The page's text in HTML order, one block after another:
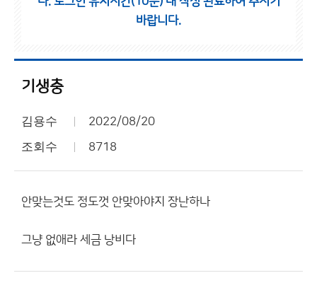
바랍니다.
기생충
김용수 2022/08/20
조회수 8718
안맞는것도 정도껏 안맞아야지 장난하나
그냥 없애라 세금 낭비다